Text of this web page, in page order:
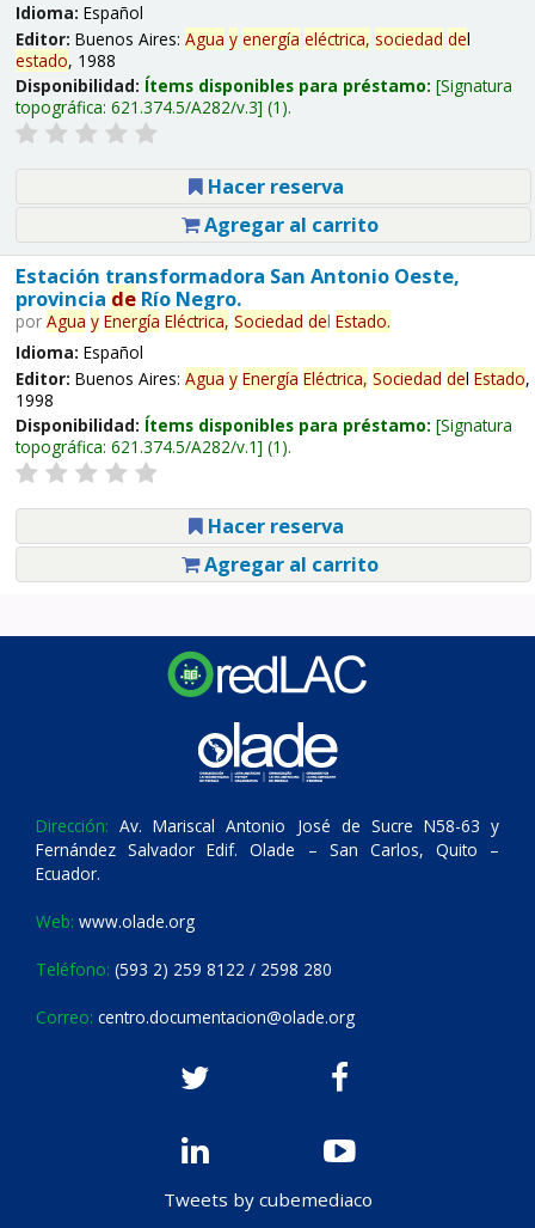
Idioma: Español
Editor: Buenos Aires: Agua y energía eléctrica, sociedad del
estado, 1988
Disponibilidad: Ítems disponibles para préstamo: Signatura
topográfica: 621.374.5/A282/v.3 (1).
Hacer reserva
Agregar al carrito
Estación transformadora San Antonio Oeste,
provincia deRío Negro.
por Agua y Energía Eléctrica, Sociedad del Estado.
Idioma: Español
Editor: Buenos Aires: Agua y Energía Eléctrica, Sociedad del Estado,
1998
Disponibilidad: Ítems disponibles para préstamo: Signatura
topográfica: 621.374.5/A282/v.1 (1).
Hacer reserva
Agregar al carrito
Dirección: Av. Mariscal Antonio José de Sucre N58-63 y
Fernández Salvador Edif. Olade – San Carlos, Quito –
Ecuador.
Web: www.olade.org
Teléfono: (593 2) 259 8122 / 2598 280
Correo: centro.documentacion@olade.org
Tweets by cubemediaco